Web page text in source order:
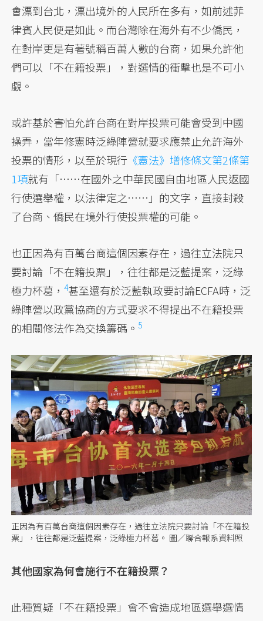
會漂到台北，漂出境外的人民所在多有，如前述菲
律賓人民便是如此。而台灣除在海外有不少僑民，
在對岸更是有著號稱百萬人數的台商，如果允許他
們可以「不在籍投票」，對選情的衝擊也是不可小
覷。
或許基於害怕允許台商在對岸投票可能會受到中國
操弄，當年修憲時泛綠陣營就要求應禁止允許海外
投票的情形，以至於現行 《憲法》增修條文第2條第
1項就有「……在國外之中華民國自由地區人民返國
行使選舉權，以法律定之……」的文字，直接封殺
了台商、僑民在境外行使投票權的可能。
也正因為有百萬台商這個因素存在，過往立法院只
要討論「不在籍投票」，往往都是泛藍提案，泛綠
極力杯葛，4甚至還有於泛藍執政要討論ECFA時，泛
綠陣營以政黨協商的方式要求不得提出不在籍投票
的相關修法作為交換籌碼。 5
正因為有百萬台商這個因素存在，過往立法院只要討論「不在籍投
票」，往往都是泛藍提案，泛綠極力杯葛。 圖／聯合報系資料照
其他國家為何會施行不在籍投票？
此種質疑「不在籍投票」會不會造成地區選舉選情